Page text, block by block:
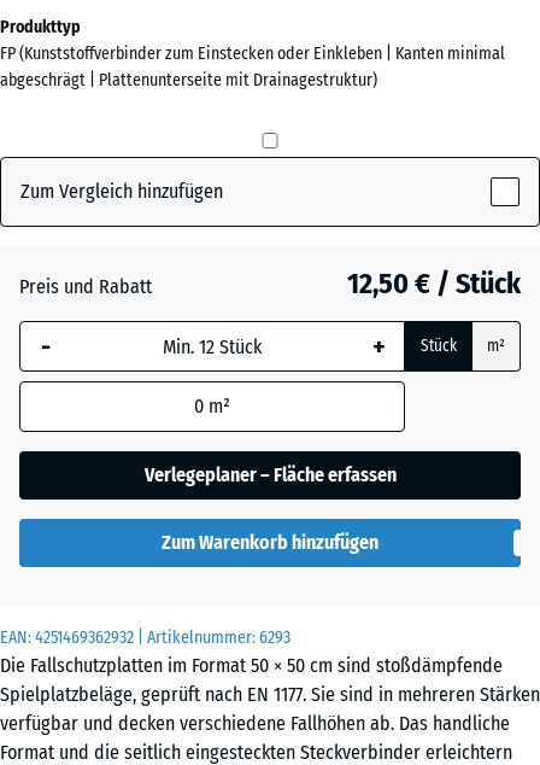
EAN:4251469362932 | Artikelnummer:6293
Die Fallschutzplatten im Format 50 × 50 cm sind stoßdämpfende
Spielplatzbeläge, geprüft nach EN 1177. Sie sind in mehreren Stärken
verfügbar und decken verschiedene Fallhöhen ab. Das handliche
Format und die seitlich eingesteckten Steckverbinder erleichtern
Farben?
Farbpalette
Lindgrün(active)
Abmessungen
für
den
x
500
Die gewählte, blau
umrandete
Abmessung wird
Produktdaten nicht
anders angegeben)
für die
Bedarfsberechnung
x
50
x
4,8
cm
Produkttyp
FP (Kunststoffverbinder zum Einstecken oder Einkleben | Kanten minimal
abgeschrägt | Plattenunterseite mit Drainagestruktur)
Zum Vergleich hinzufügen
Preis und Rabatt 12,50 € / Stück
- + Stück m²
0 m²
Verlegeplaner – Fläche erfassen
Zum Warenkorb hinzufügen